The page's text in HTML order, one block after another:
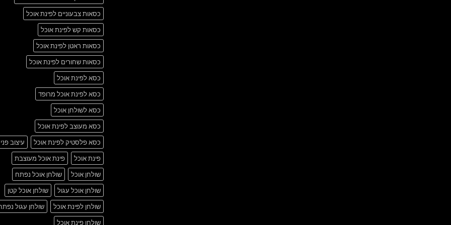
כסאות צבעוניים לפינת אוכל
כסאות קש לפינת אוכל
כסאות ראטן לפינת אוכל
כסאות שחורים לפינת אוכל
כסא לפינת אוכל
כסא לפינת אוכל מרופד
כסא לשולחן אוכל
כסא מעוצב לפינת אוכל
כסא פלסטיק לפינת אוכל
עיצוב
פינת אוכל
פינת אוכל מעוצבת
שולחן אוכל
שולחן אוכל נפתח
שולחן אוכל עגול
שולחן אוכל קטן
שולחן לפינת אוכל
שולחן עגול
שולחן פינת אוכל